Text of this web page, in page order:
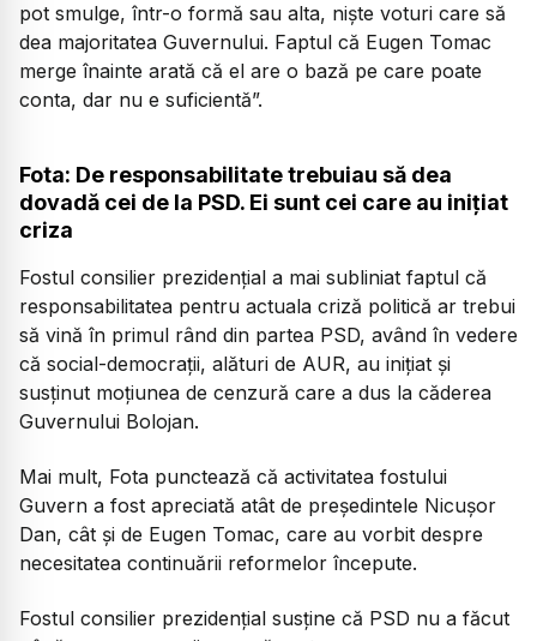
pot smulge, într-o formă sau alta, niște voturi care să
dea majoritatea Guvernului. Faptul că Eugen Tomac
merge înainte arată că el are o bază pe care poate
conta, dar nu e suficientă”.
Fota: De responsabilitate trebuiau să dea
dovadă cei de la PSD. Ei sunt cei care au inițiat
criza
Fostul consilier prezidențial a mai subliniat faptul că
responsabilitatea pentru actuala criză politică ar trebui
să vină în primul rând din partea PSD, având în vedere
că social-democrații, alături de AUR, au inițiat și
susținut moțiunea de cenzură care a dus la căderea
Guvernului Bolojan.
Mai mult, Fota punctează că activitatea fostului
Guvern a fost apreciată atât de președintele Nicușor
Dan, cât și de Eugen Tomac, care au vorbit despre
necesitatea continuării reformelor începute.
Fostul consilier prezidențial susține că PSD nu a făcut